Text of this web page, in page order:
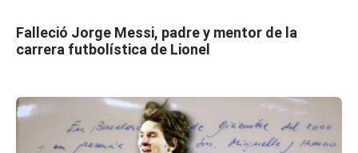
Falleció Jorge Messi, padre y mentor de la
carrera futbolística de Lionel